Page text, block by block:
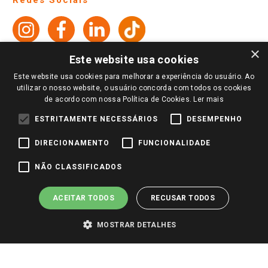
Televendas
Perguntas frequentes
Trabalhe Conosco
Identidade Visual
Política de Privacidade e Termos de Uso
Formas de Pagamento
Políticas de entrega
Trocas e Devoluções
Giassi
Vendas Online
Redes Sociais
Pagamento e Segurança
×
Este website usa cookies
Este website usa cookies para melhorar a experiência do usuário. Ao
utilizar o nosso website, o usuário concorda com todos os cookies
de acordo com nossa Política de Cookies. Ler mais
ESTRITAMENTE NECESSÁRIOS DESEMPENHO
DIRECIONAMENTO FUNCIONALIDADE
NÃO CLASSIFICADOS
ACEITAR TODOS RECUSAR TODOS
MOSTRAR DETALHES